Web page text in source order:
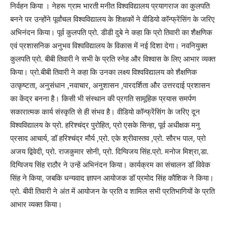
निर्वहन किया । नेहरू ग्राम भारती मनीत विश्वविद्यालय प्रयागराज का कुलपति
बनने पर उन्होंने पूर्वांचल विश्वविद्यालय के शिक्षकों ने वीडियो कॉन्फ्रेंसिंग के जरिए
अभिनंदन किया। पूर्व कुलपति प्रो. डीडी दुबे ने कहा कि प्रो तिवारी का शैक्षणिक
एवं प्रशासनिक अनुभव विश्वविद्यालय के विकास में नई दिशा देगा। नवनियुक्त
कुलपति प्रो. बीबी तिवारी ने सभी के प्रति स्नेह और विश्वास के लिए आभार व्यक्त
किया। प्रो.बीबी तिवारी ने कहा कि उनका लक्ष्य विश्वविद्यालय को शैक्षणिक
उत्कृष्टता, अनुसंधान ,नवाचार, अनुशासन ,पारदर्शिता और उत्तरदाई प्रशासन
का केंद्र बनना है। किसी भी संस्थान की प्रगति सामूहिक प्रयास समर्पण
सकारात्मक कार्य संस्कृति से ही संभव है। वीडियो कॉन्फ्रेंसिंग के जरिए दून
विश्वविद्यालय के प्रो. हरिश्चंद्र पुरोहित, प्रो एसके सिन्हा, पूर्व अधीक्षक मनु
प्रसाद आचार्य, डॉ हरिश्चंद्र मौर्य ,प्रो. एके श्रीवास्तव ,प्रो. सौरभ पाल, प्रो
अजय द्विवेदी, प्रो. राजकुमार सोनी, प्रो. दिग्विजय सिंह.प्रो. मनोज मिश्रा,डा.
दिग्विजय सिंह राठौर ने उन्हें अभिनंदन किया। कार्यक्रम का संचालन डॉ विवेक
सिंह ने किया, जबकि धन्यवाद ज्ञापन आयोजक डॉ प्रमोद सिंह कौशिक ने किया।
प्रो. बीवी तिवारी ने अंत में आयोजन के प्रति व शामिल सभी प्रतिभागियों के प्रति
आभार व्यक्त किया।